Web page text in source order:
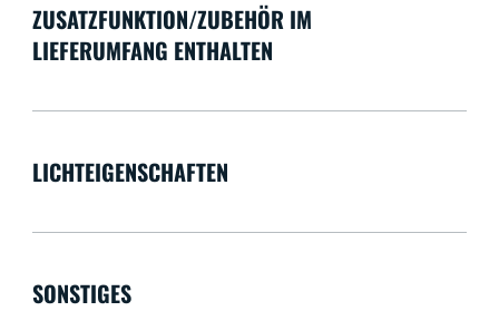
ZUSATZFUNKTION/ZUBEHÖR IM
LIEFERUMFANG ENTHALTEN
LICHTEIGENSCHAFTEN
SONSTIGES